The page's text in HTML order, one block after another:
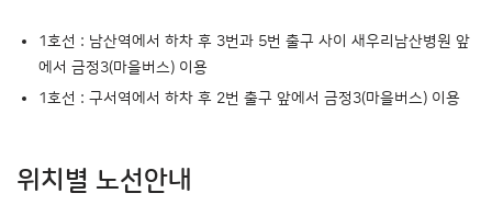
1호선 : 남산역에서 하차 후 3번과 5번 출구 사이 새우리남산병원 앞
에서 금정3(마을버스) 이용
1호선 : 구서역에서 하차 후 2번 출구 앞에서 금정3(마을버스) 이용
위치별 노선안내